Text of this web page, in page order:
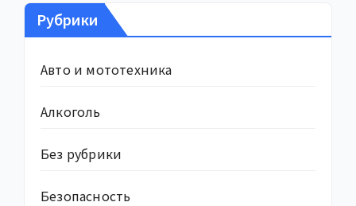
Рубрики
Авто и мототехника
Алкоголь
Без рубрики
Безопасность